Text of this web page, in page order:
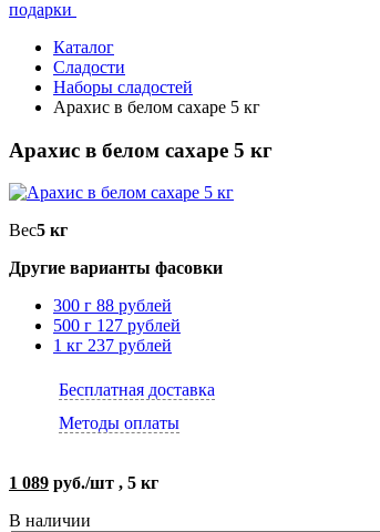
подарки
Каталог
Сладости
Наборы сладостей
Арахис в белом сахаре 5 кг
Арахис в белом сахаре 5 кг
Вес5 кг
Другие варианты фасовки
300 г 88 рублей
500 г 127 рублей
1 кг 237 рублей
Бесплатная доставка
Методы оплаты
1 089 руб./шт , 5 кг
В наличии